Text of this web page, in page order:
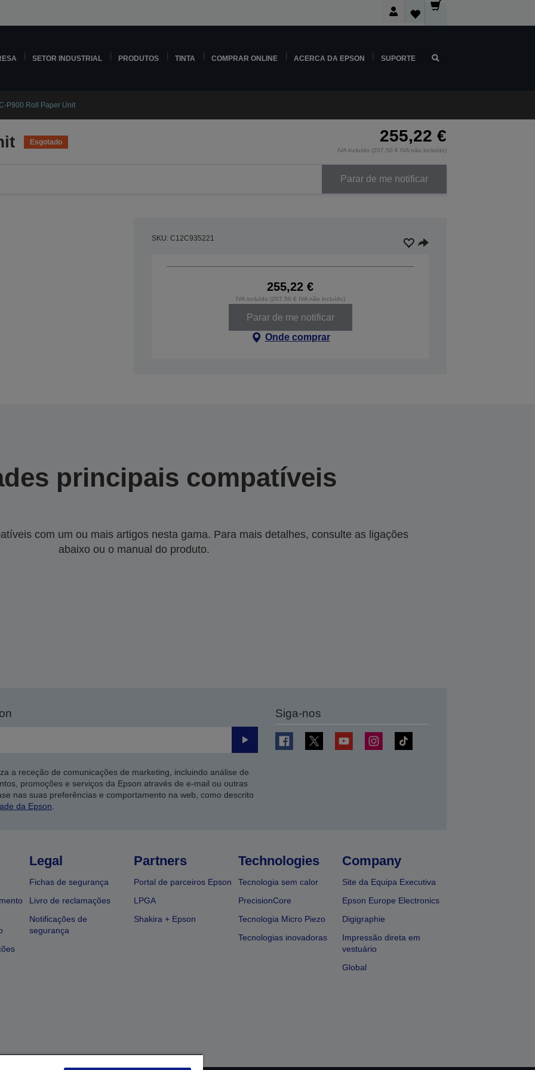
SETOR INDUSTRIAL PRODUTOS TINTA COMPRAR ONLINE ACERCA DA EPSON SUPORTE
P900 Roll Paper Unit
Esgotado 255,22 €
IVA incluído (207,50 € IVA não incluído)
Parar de me notificar
SKU: C12C935221
255,22 €
IVA incluído (207,50 € IVA não incluído)
Parar de me notificar
Onde comprar
principais compatíveis
com um ou mais artigos nesta gama. Para mais detalhes, consulte as ligações
abaixo ou o manual do produto.
Enviar
a receção de comunicações de marketing, incluindo análise de
promoções e serviços da Epson através de e-mail ou outras
nas suas preferências e comportamento na web, como descrito
da Epson
Siga-nos
Legal
Fichas de segurança
Livro de reclamações
Notificações de
segurança
Partners
Portal de parceiros Epson
LPGA
Shakira + Epson
Technologies
Tecnologia sem calor
PrecisionCore
Tecnologia Micro Piezo
Tecnologias inovadoras
Company
Site da Equipa Executiva
Epson Europe Electronics
Digigraphie
Impressão direta em
vestuário
Global